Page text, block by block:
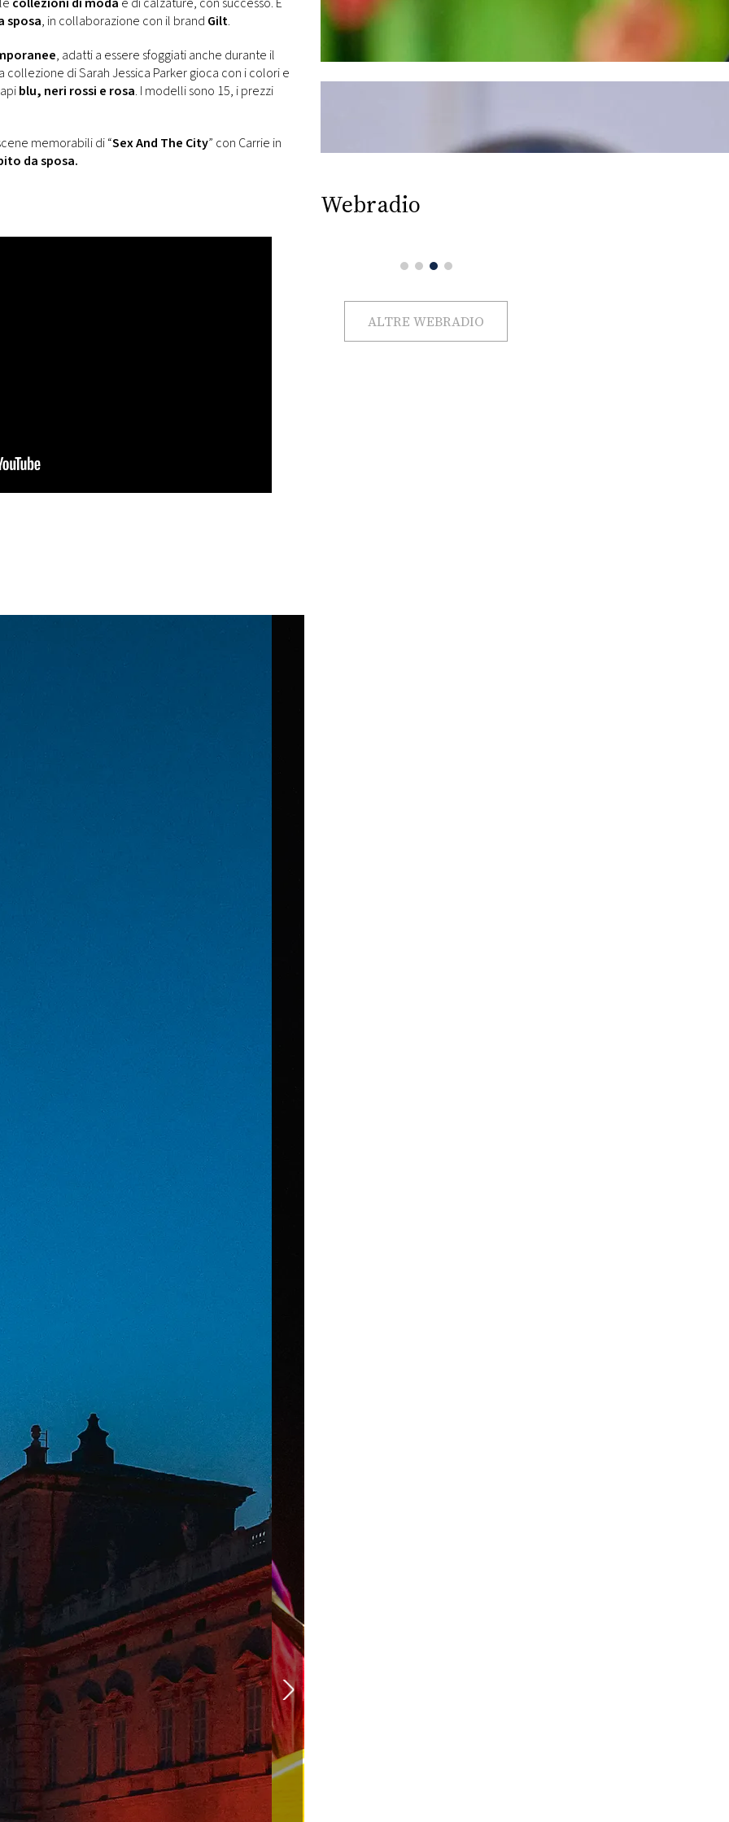
sposa, in collaborazione con il brand Gilt.
, adatti a essere sfoggiati anche durante il
collezione di Sarah Jessica Parker gioca con i colori e
blu, neri rossi e rosa. I modelli sono 15, i prezzi
memorabili di “Sex And The City” con Carrie in
da sposa.
Webradio
ALTRE WEBRADIO